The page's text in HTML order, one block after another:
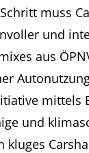
muss
und
aus
mittels
und